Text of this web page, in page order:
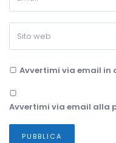
Avvertimi via email in
Avvertimi via email alla